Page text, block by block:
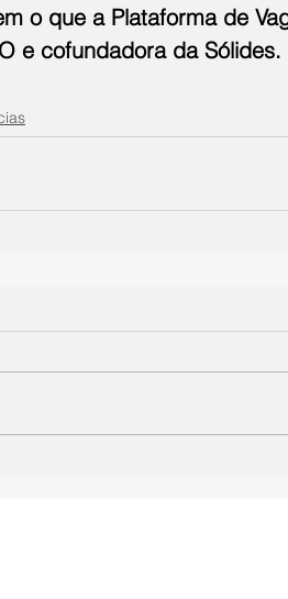
o que a Plataforma de
e cofundadora da Sólides.